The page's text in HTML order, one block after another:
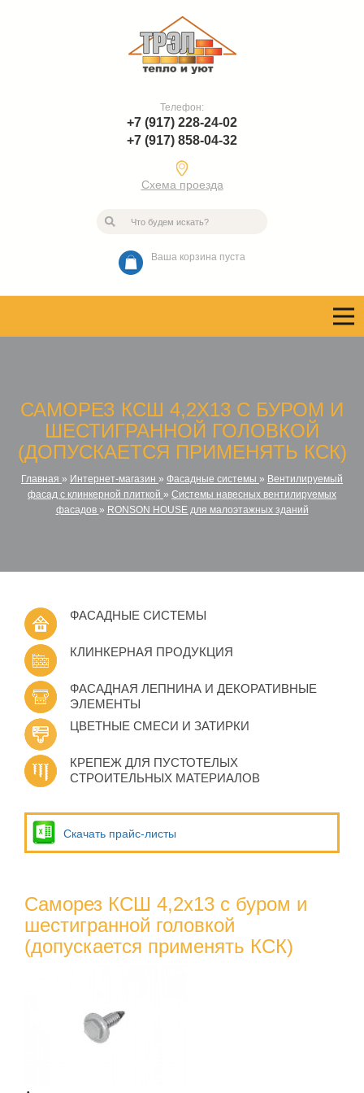
Телефон:
+7 (917) 228-24-02
+7 (917) 858-04-32
Схема проезда
Ваша корзина пуста
САМОРЕЗ КСШ 4,2Х13 С БУРОМ И
ШЕСТИГРАННОЙ ГОЛОВКОЙ
(ДОПУСКАЕТСЯ ПРИМЕНЯТЬ КСК)
Главная » Интернет-магазин » Фасадные системы » Вентилируемый
фасад с клинкерной плиткой » Системы навесных вентилируемых
фасадов » RONSON HOUSE для малоэтажных зданий
ФАСАДНЫЕ СИСТЕМЫ
КЛИНКЕРНАЯ ПРОДУКЦИЯ
ФАСАДНАЯ ЛЕПНИНА И ДЕКОРАТИВНЫЕ
ЭЛЕМЕНТЫ
ЦВЕТНЫЕ СМЕСИ И ЗАТИРКИ
КРЕПЕЖ ДЛЯ ПУСТОТЕЛЫХ
СТРОИТЕЛЬНЫХ МАТЕРИАЛОВ
Скачать прайс-листы
Саморез КСШ 4,2х13 с буром и
шестигранной головкой
(допускается применять КСК)